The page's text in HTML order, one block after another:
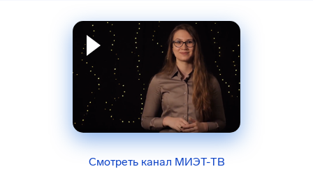
Смотреть канал МИЭТ-ТВ